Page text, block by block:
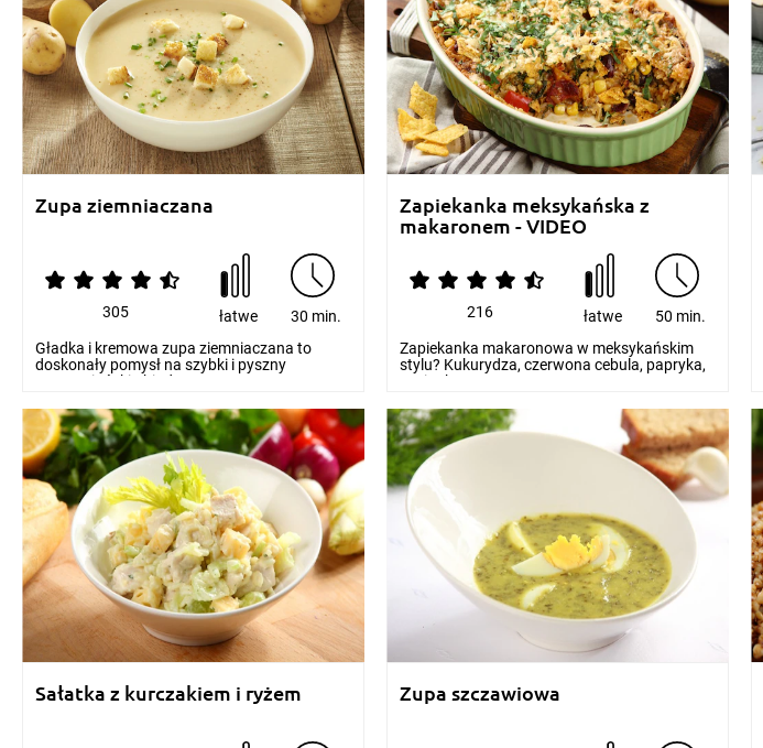
Zupa ziemniaczana
305 łatwe
30 min.
Gładka i kremowa zupa ziemniaczana to
doskonały pomysł na szybki i pyszny
wegetariański obiad. Je...
Zapiekanka meksykańska z
makaronem - VIDEO
216 łatwe
50 min.
Zapiekanka makaronowa w meksykańskim
stylu? Kukurydza, czerwona cebula, papryka,
szpinak, czerwon...
Sałatka z kurczakiem i ryżem Zupa szczawiowa